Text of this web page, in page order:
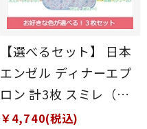
【選べるセット】 日本
エンゼル ディナーエプ
ロン 計3枚 スミレ（ブ
ルー）/スミレ（オレン
￥4,740(税込)